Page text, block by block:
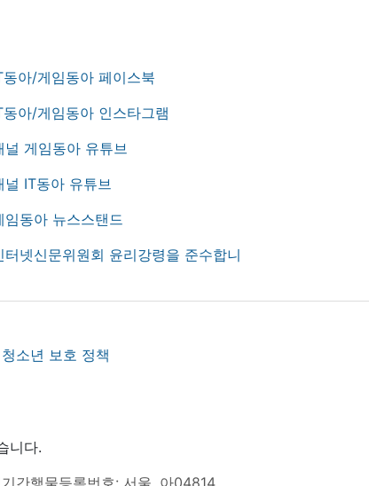
청소년 보호 정책
니다.
간행물등록번호: 서울, 아04814